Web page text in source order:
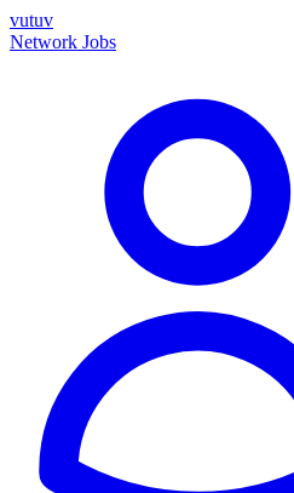
vutuv
Network Jobs